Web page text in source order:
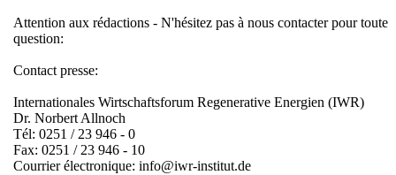
Attention aux rédactions - N'hésitez pas à nous contacter pour toute
question:
Contact presse:
Internationales Wirtschaftsforum Regenerative Energien (IWR)
Dr. Norbert Allnoch
Tél: 0251 / 23 946 - 0
Fax: 0251 / 23 946 - 10
Courrier électronique: info@iwr-institut.de